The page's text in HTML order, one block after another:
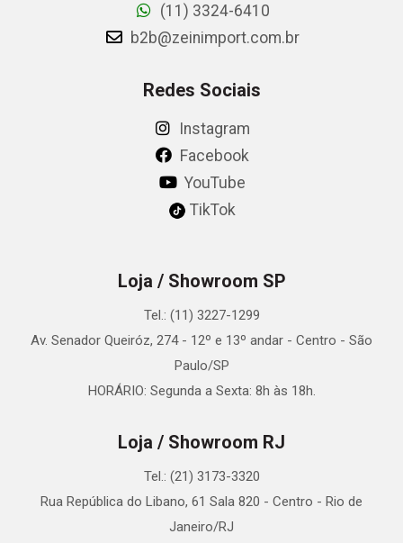
(11) 3324-6410
b2b@zeinimport.com.br
Redes Sociais
Instagram
Facebook
YouTube
TikTok
Loja / Showroom SP
Tel.: (11) 3227-1299
Av. Senador Queiróz, 274 - 12º e 13º andar - Centro - São
Paulo/SP
HORÁRIO: Segunda a Sexta: 8h às 18h.
Loja / Showroom RJ
Tel.: (21) 3173-3320
Rua República do Libano, 61 Sala 820 - Centro - Rio de
Janeiro/RJ